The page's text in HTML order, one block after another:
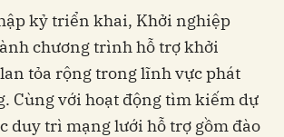
kỷ triển khai, Khởi nghiệp
chương trình hỗ trợ khởi
tỏa rộng trong lĩnh vực phát
Cùng với hoạt động tìm kiếm dự
duy trì mạng lưới hỗ trợ gồm đào